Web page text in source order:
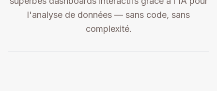
l'analyse de données — sans code, sans
complexité.